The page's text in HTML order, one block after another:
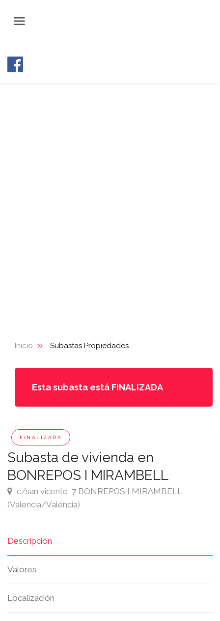
Inicio Subastas Propiedades
Esta subasta está FINALIZADA
FINALIZADA
Subasta de vivienda en
BONREPOS I MIRAMBELL
c/san vicente, 7 BONREPOS I MIRAMBELL
(Valencia/València)
Descripción
Valores
Localización